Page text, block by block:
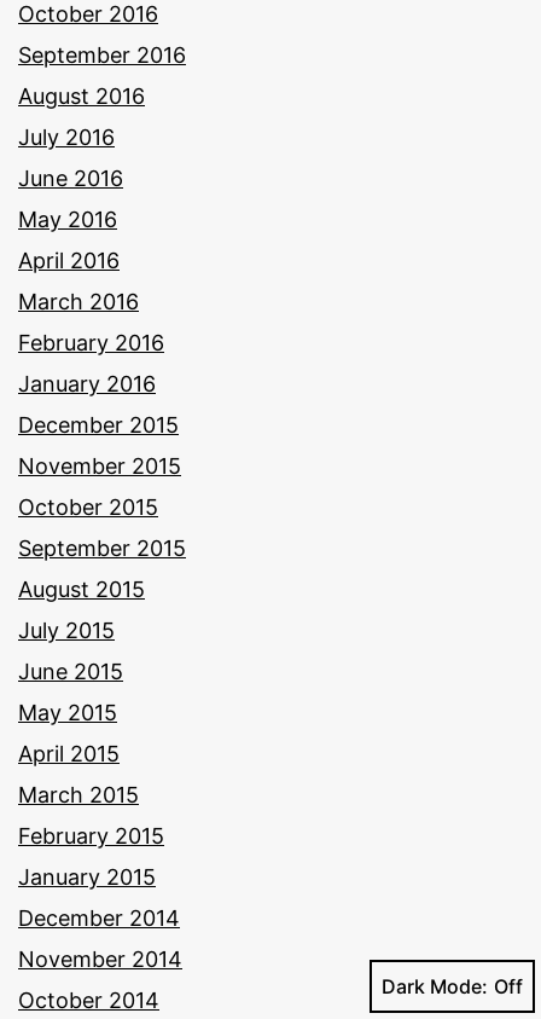
October 2016
September 2016
August 2016
July 2016
June 2016
May 2016
April 2016
March 2016
February 2016
January 2016
December 2015
November 2015
October 2015
September 2015
August 2015
July 2015
June 2015
May 2015
April 2015
March 2015
February 2015
January 2015
December 2014
November 2014
October 2014
Dark Mode: